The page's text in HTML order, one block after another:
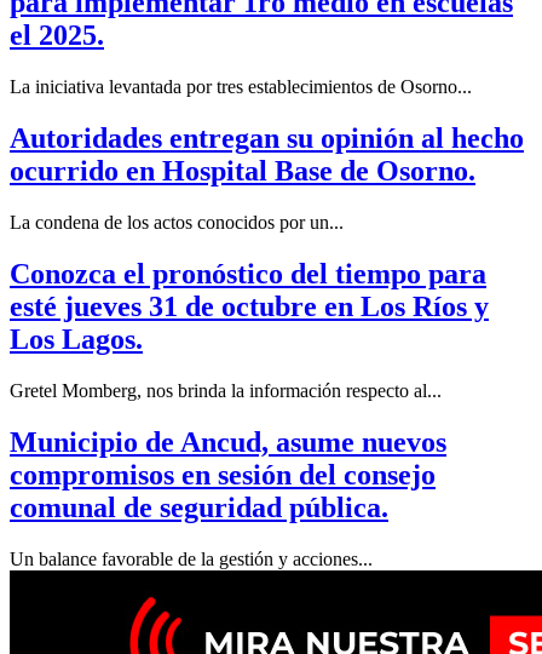
el 2025.
La iniciativa levantada por tres establecimientos de Osorno...
Autoridades entregan su opinión al hecho
ocurrido en Hospital Base de Osorno.
La condena de los actos conocidos por un...
Conozca el pronóstico del tiempo para
esté jueves 31 de octubre en Los Ríos y
Los Lagos.
Gretel Momberg, nos brinda la información respecto al...
Municipio de Ancud, asume nuevos
compromisos en sesión del consejo
comunal de seguridad pública.
Un balance favorable de la gestión y acciones...